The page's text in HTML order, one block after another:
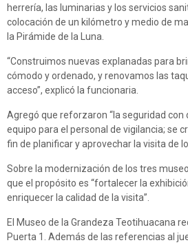
herrería, las luminarias y los servicios
colocación de un kilómetro y medio de
la Pirámide de la Luna.
“Construimos nuevas explanadas para
cómodo y ordenado, y renovamos las
acceso”, explicó la funcionaria.
Agregó que reforzaron “la seguridad
equipo para el personal de vigilancia; se
fin de planificar y aprovechar la visita de
Sobre la modernización de los tres
que el propósito es “fortalecer la
enriquecer la calidad de la visita”.
El Museo de la Grandeza Teotihuacana
Puerta 1. Además de las referencias al